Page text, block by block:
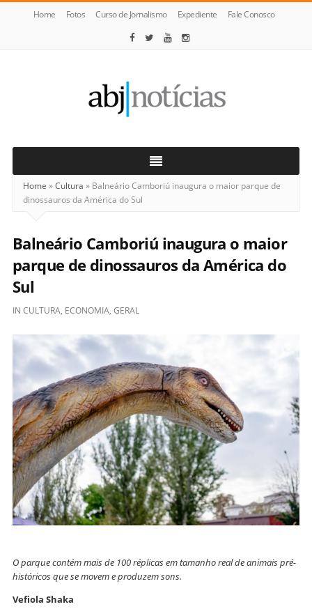
Home Fotos Curso de Jornalismo Expediente Fale Conosco
Notícias
Home »Cultura » Balneário Camboriú inaugura o maior parque de
dinossauros da América do Sul
Balneário Camboriú inaugura o maior
parque de dinossauros da América do
Sul
IN CULTURA, ECONOMIA, GERAL
O parque contém mais de 100 réplicas em tamanho real de animais pré-
históricos que se movem e produzem sons.
Vefiola Shaka